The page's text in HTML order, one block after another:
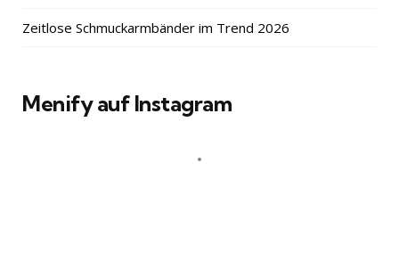
Zeitlose Schmuckarmbänder im Trend 2026
Menify auf Instagram